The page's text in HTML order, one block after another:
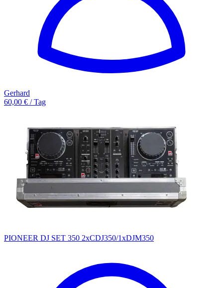
Gerhard
60,00 € / Tag
PIONEER DJ SET 350 2xCDJ350/1xDJM350